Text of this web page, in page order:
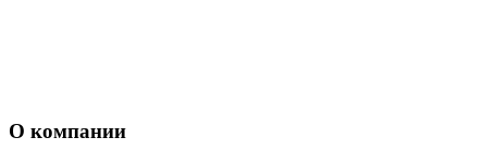
О компании